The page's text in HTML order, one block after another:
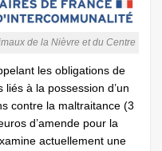
de la Nièvre et du Centre
les obligations de
à la possession d’un
contre la maltraitance (3
d’amende pour la
actuellement une